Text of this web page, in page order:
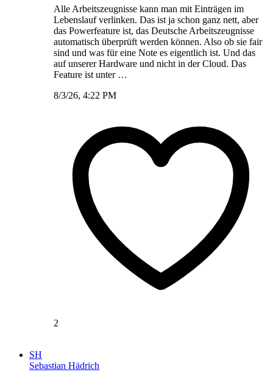
Alle Arbeitszeugnisse kann man mit Einträgen im
Lebenslauf verlinken. Das ist ja schon ganz nett, aber
das Powerfeature ist, das Deutsche Arbeitszeugnisse
automatisch überprüft werden können. Also ob sie fair
sind und was für eine Note es eigentlich ist. Und das
auf unserer Hardware und nicht in der Cloud. Das
Feature ist unter …
8/3/26, 4:22 PM
2
SH
Sebastian Hädrich